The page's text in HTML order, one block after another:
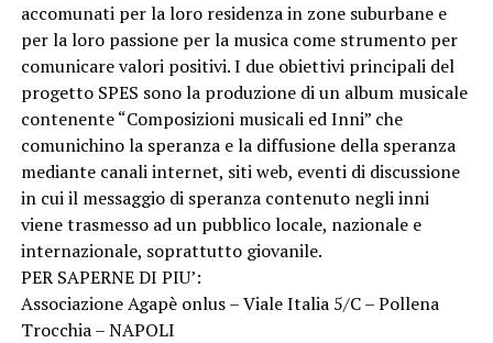
accomunati per la loro residenza in zone suburbane e
per la loro passione per la musica come strumento per
comunicare valori positivi. I due obiettivi principali del
progetto SPES sono la produzione di un album musicale
contenente “Composizioni musicali ed Inni” che
comunichino la speranza e la diffusione della speranza
mediante canali internet, siti web, eventi di discussione
in cui il messaggio di speranza contenuto negli inni
viene trasmesso ad un pubblico locale, nazionale e
internazionale, soprattutto giovanile.
PER SAPERNE DI PIU’:
Associazione Agapè onlus – Viale Italia 5/C – Pollena
Trocchia – NAPOLI